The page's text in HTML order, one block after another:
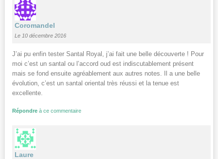
Coromandel
Le 10 décembre 2016
J’ai pu enfin tester Santal Royal, j’ai fait une belle découverte ! Pour
moi c’est un santal ou l’accord oud est indiscutablement présent
mais se fond ensuite agréablement aux autres notes. Il a une belle
évolution, c’est un santal oriental très réussi et la tenue est
excellente.
Répondre à ce commentaire
Laure